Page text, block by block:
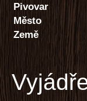
Pivovar
Město
Země